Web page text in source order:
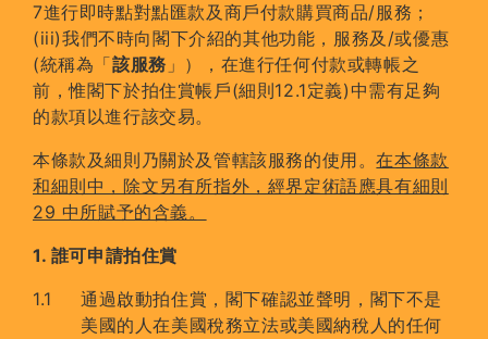
7進行即時點對點匯款及商戶付款購買商品/服務；
(iii)我們不時向閣下介紹的其他功能，服務及/或優惠
(統稱為「該服務 」），在進行任何付款或轉帳之
前，惟閣下於拍住賞帳戶(細則12.1定義)中需有足夠
的款項以進行該交易。
本條款及細則乃關於及管轄該服務的使用。在本條款
和細則中，除文另有所指外，經界定術語應具有細則
29 中所賦予的含義。
1. 誰可申請拍住賞
通過啟動拍住賞，閣下確認並聲明，閣下不是
美國的人在美國稅務立法或美國納稅人的任何